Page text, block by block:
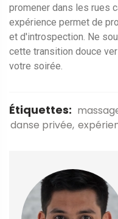
promener dans les rues
expérience permet de
et d'introspection. Ne
cette transition douce
votre soirée.
Étiquettes:
danse privée